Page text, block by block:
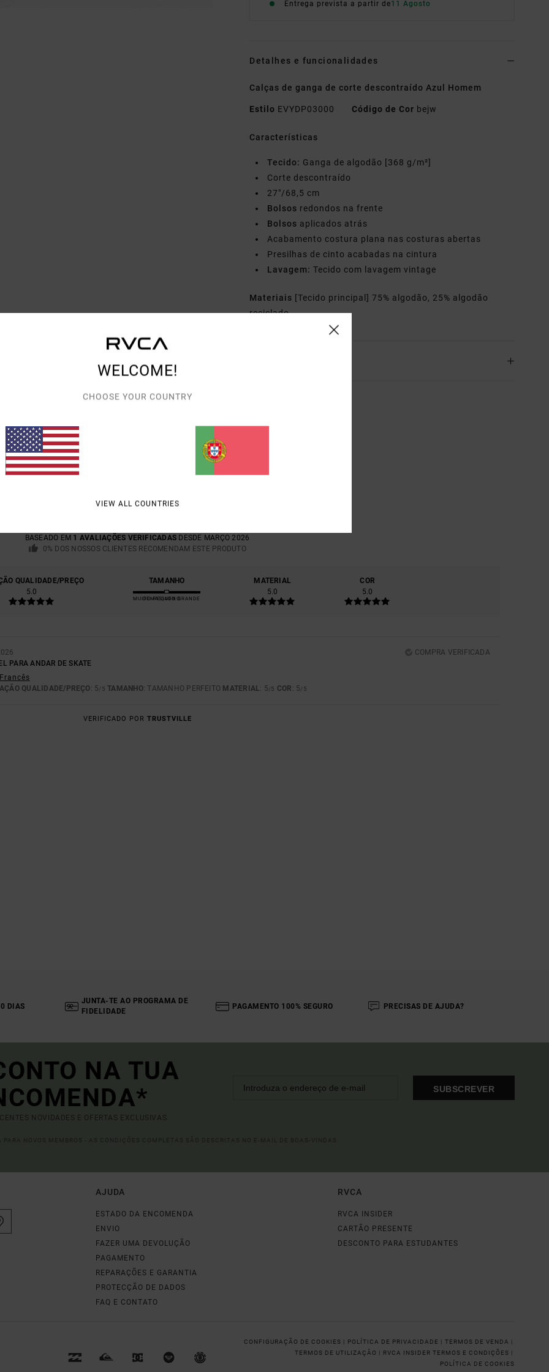
Entrega prevista a partir de11 Agosto
Detalhes e funcionalidades
Calças de ganga de corte descontraído Azul Homem
Estilo EVYDP03000 Código de Cor bejw
Características
Tecido: Ganga de algodão [368 g/m²]
Corte descontraído
27"/68,5 cm
Bolsos redondos na frente
Bolsos aplicados atrás
Acabamento costura plana nas costuras abertas
Presilhas de cinto acabadas na cintura
Lavagem: Tecido com lavagem vintage
Materiais [Tecido principal] 75% algodão, 25% algodão
reciclado
5.0/5
BASEADO EM 1 AVALIAÇÕES VERIFICADAS DESDE MARÇO 2026
0% DOS NOSSOS CLIENTES RECOMENDAM ESTE PRODUTO
QUALIDADE/PREÇO
5.0
TAMANHO
MUITO PEQUENO
DEMASIADO GRANDE
MATERIAL
5.0
COR
5.0
COMPRA VERIFICADA
PARA ANDAR DE SKATE
QUALIDADE/PREÇO: 5/5 TAMANHO: TAMANHO PERFEITO MATERIAL: 5/5 COR : 5/5
VERIFICADO POR TRUSTVILLE
DIAS
JUNTA-TE AO PROGRAMA DE
FIDELIDADE
PAGAMENTO 100% SEGURO PRECISAS DE AJUDA?
NA TUA
NOVIDADES E OFERTAS EXCLUSIVAS.
SUBSCREVER
AJUDA
ESTADO DA ENCOMENDA
ENVIO
FAZER UMA DEVOLUÇÃO
PAGAMENTO
REPARAÇÕES E GARANTIA
PROTECÇÃO DE DADOS
FAQ E CONTATO
RVCA
RVCA INSIDER
CARTÃO PRESENTE
DESCONTO PARA ESTUDANTES
CONFIGURAÇÃO DE COOKIES | POLÍTICA DE PRIVACIDADE | TERMOS DE VENDA |
TERMOS DE UTILIZAÇÂO | RVCA INSIDER TERMOS E CONDIÇÕES |
POLÍTICA DE COOKIES
WELCOME!
CHOOSE YOUR COUNTRY
VIEW ALL COUNTRIES